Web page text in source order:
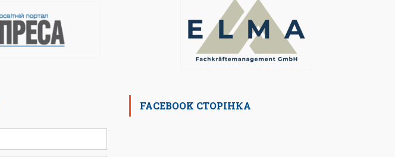
FACEBOOK СТОРІНКА